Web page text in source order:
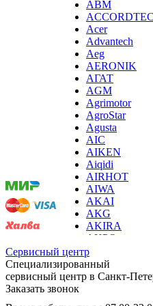
ирригаторов
измельчителей
измельчителей
измельчителей
измельчителей
измерителей
измерительных
извещателей
извещателей
йогуртниц
кабин для курения
каландра
камер
камнерезных
канализационных
канатной машины
капучинаторов
карманных
картофелечисток
казанов
кегераторов
кексниц
кипятильников
ABM
ACCORDTEC
Acer
Advantech
Aeg
AERONIK
АГАТ
AGM
Agrimotor
AgroStar
Agusta
AIC
AIKEN
Aiqidi
AIRHOT
AIWA
AKAI
AKG
AKIRA
AKPO
Aksa
AL-KO
ALCATEL
Сервисный центр
Специализированный
сервисный центр в Санкт-
Заказать звонок